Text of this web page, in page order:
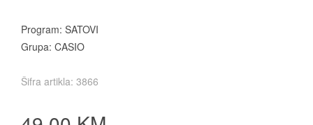
Program: SATOVI
Grupa: CASIO
Šifra artikla: 3866